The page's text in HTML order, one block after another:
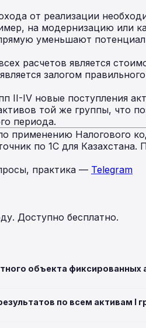
от реализации
на модернизацию или
уменьшают
расчетов является
залогом
II-IV новые поступления
той же группы, что
периода.
применению Налогового
по 1С для Казахстана.
практика — Telegram
Доступно бесплатно.
объекта фиксированных
по всем активам I